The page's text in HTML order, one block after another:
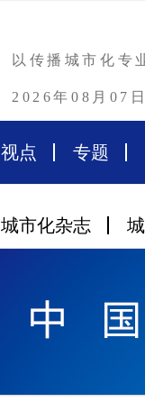
以传播城市化专
2026年08月07日
视点 专题
城市化杂志